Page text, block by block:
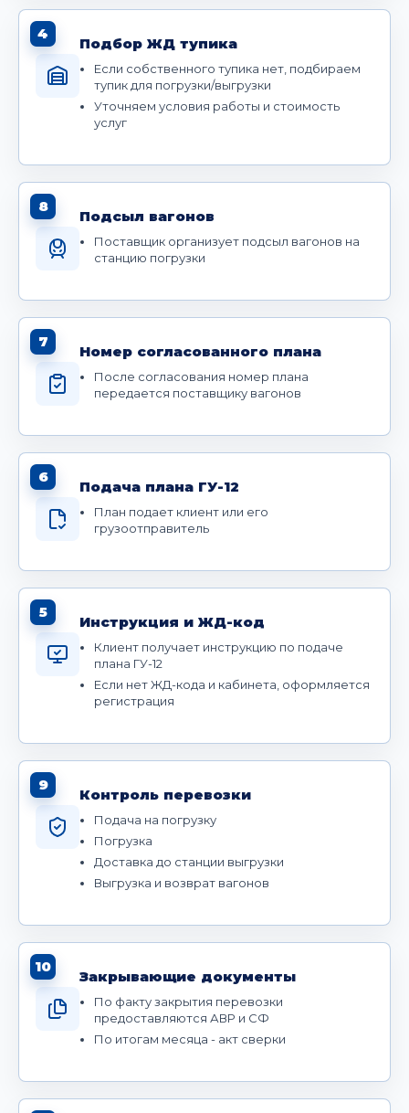
4
Подбор ЖД тупика
Если собственного тупика нет, подбираем
тупик для погрузки/выгрузки
Уточняем условия работы и стоимость
услуг
8
Подсыл вагонов
Поставщик организует подсыл вагонов на
станцию погрузки
7
Номер согласованного плана
После согласования номер плана
передается поставщику вагонов
6
Подача плана ГУ-12
План подает клиент или его
грузоотправитель
5
Инструкция и ЖД-код
Клиент получает инструкцию по подаче
плана ГУ-12
Если нет ЖД-кода и кабинета, оформляется
регистрация
9
Контроль перевозки
Подача на погрузку
Погрузка
Доставка до станции выгрузки
Выгрузка и возврат вагонов
10
Закрывающие документы
По факту закрытия перевозки
предоставляются АВР и СФ
По итогам месяца - акт сверки